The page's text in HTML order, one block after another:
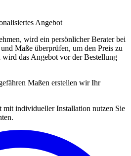
Angebot
wird ein persönlicher Berater bei
Maße überprüfen, um den Preis zu
das Angebot vor der Bestellung
Maßen erstellen wir Ihr
mit individueller Installation nutzen Sie